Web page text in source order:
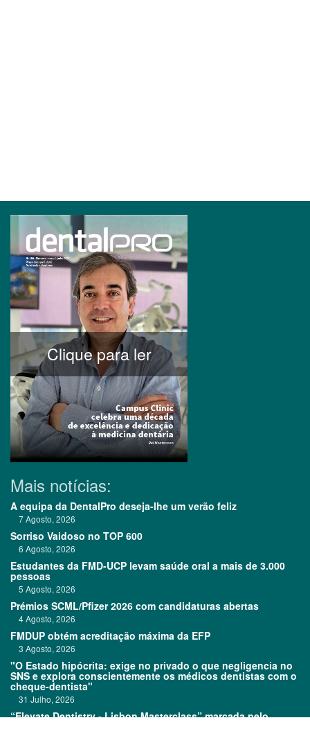
Clique para ler
Mais notícias:
A equipa da DentalPro deseja-lhe um verão feliz
7 Agosto, 2026
Sorriso Vaidoso no TOP 600
6 Agosto, 2026
Estudantes da FMD-UCP levam saúde oral a mais de 3.000
pessoas
5 Agosto, 2026
Prémios SCML/Pfizer 2026 com candidaturas abertas
4 Agosto, 2026
FMDUP obtém acreditação máxima da EFP
3 Agosto, 2026
"O Estado hipócrita: exige no privado o que negligencia no
SNS e explora conscientemente os médicos dentistas com o
cheque-dentista"
31 Julho, 2026
“Elevate Dentistry - Lisbon Masterclass” marcada pelo